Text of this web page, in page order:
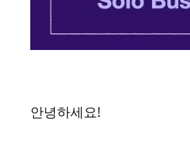
안녕하세요!